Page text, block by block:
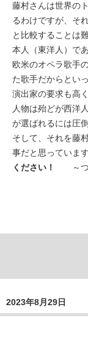
藤村さんは世界の
るわけですが、そ
と比較することは
本人（東洋人）で
欧米のオペラ歌手
た歌手だからとい
演出家の要求も高
人物は殆どが西洋
が選ばれるには圧
そして、それを藤
事だと思っています
ください！
～つ
2023年8月29日